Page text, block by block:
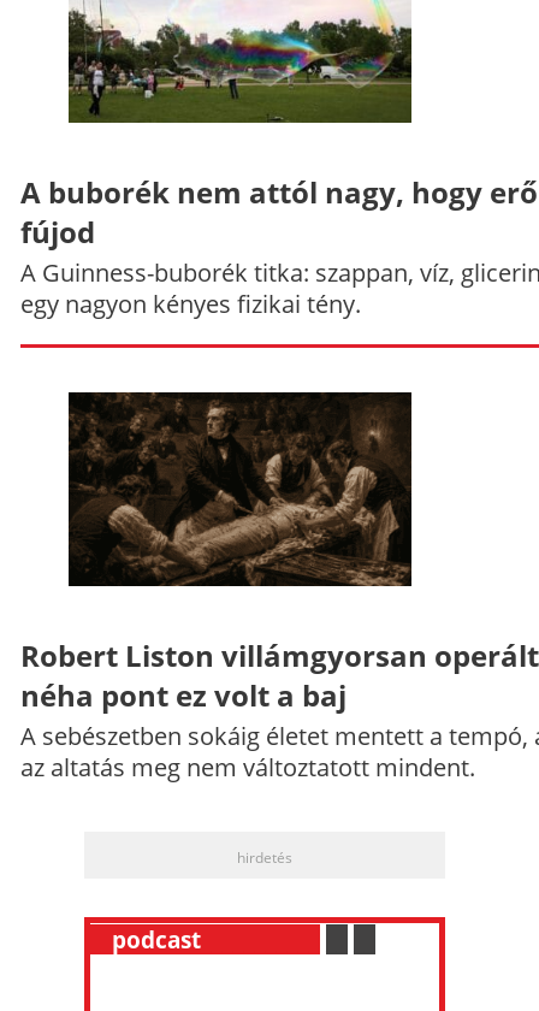
A buborék nem attól nagy, hogy
fújod
A Guinness-buborék titka: szappan, víz,
egy nagyon kényes fizikai tény.
Robert Liston villámgyorsan
néha pont ez volt a baj
A sebészetben sokáig életet mentett a tempó,
az altatás meg nem változtatott mindent.
hirdetés
podcast